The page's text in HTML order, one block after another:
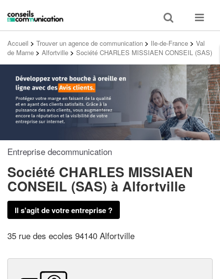
Toggle
search
Toggle
Accueil > Trouver un agence de communication > Ile-de-France > Val
de Marne > Alfortville > Société CHARLES MISSIAEN CONSEIL (SAS)
Entreprise decommunication
Société CHARLES MISSIAEN
CONSEIL (SAS) à Alfortville
Il s'agit de votre entreprise ?
35 rue des ecoles 94140 Alfortville